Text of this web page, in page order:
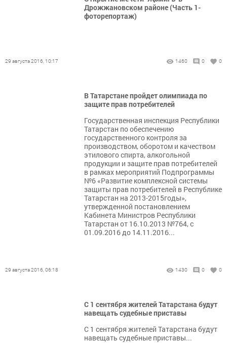
Дрожжановском районе (Часть 1-
фоторепортаж)
29 августа 2016, 10:17 1460 0 0
В Татарстане пройдет олимпиада по
защите прав потребителей
Государственная инспекция Республики
Татарстан по обеспечению
государственного контроля за
производством, оборотом и качеством
этилового спирта, алкогольной
продукции и защите прав потребителей
в рамках мероприятий Подпрограммы
№6 «Развитие комплексной системы
защиты прав потребителей в Республике
Татарстан на 2013-2015годы»,
утвержденной постановлением
Кабинета Министров Республики
Татарстан от 16.10.2013 №764, с
01.09.2016 до 14.11.2016...
29 августа 2016, 06:18 1430 0 0
С 1 сентября жителей Татарстана будут
навещать судебные приставы
С 1 сентября жителей Татарстана будут
навещать судебные приставы...